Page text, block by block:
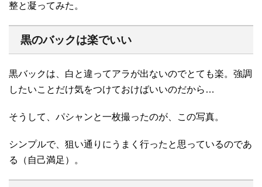
整と凝ってみた。
黒のバックは楽でいい
黒バックは、白と違ってアラが出ないのでとても楽。強調
したいことだけ気をつけておけばいいのだから…
そうして、パシャンと一枚撮ったのが、この写真。
シンプルで、狙い通りにうまく行ったと思っているのであ
る（自己満足）。